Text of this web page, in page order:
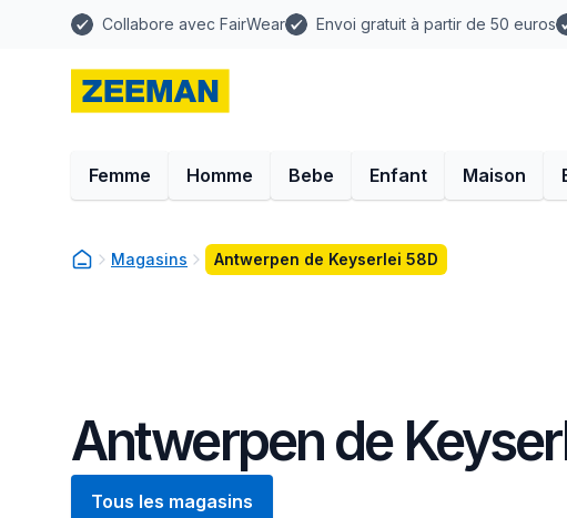
Collabore avec FairWear Envoi gratuit à partir de 50 euros
Femme Homme Bebe Enfant Maison
Magasins Antwerpen de Keyserlei 58D
Antwerpen de
Tous les magasins